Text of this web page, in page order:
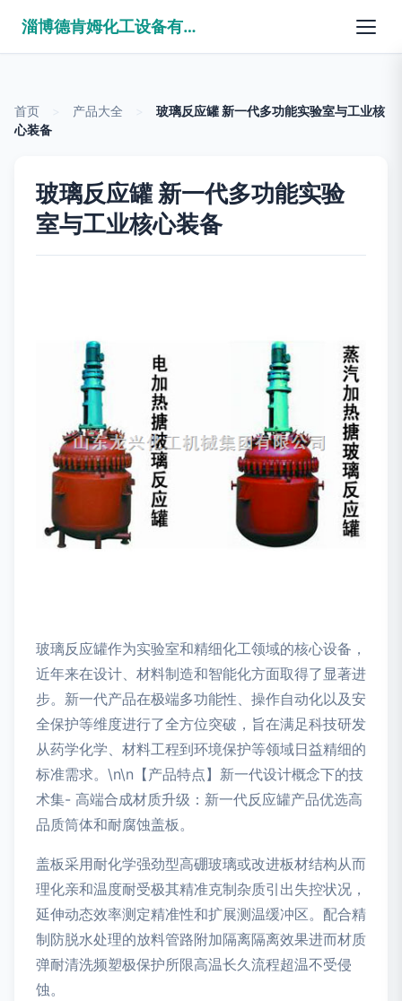
淄博德肯姆化工设备有限公司
首页 产品大全
玻璃反应罐 新一代多功能实验室与工业核
心装备
玻璃反应罐 新一代多功能实验
室与工业核心装备
玻璃反应罐作为实验室和精细化工领域的核心设备，
近年来在设计、材料制造和智能化方面取得了显著进
步。新一代产品在极端多功能性、操作自动化以及安
全保护等维度进行了全方位突破，旨在满足科技研发
从药学化学、材料工程到环境保护等领域日益精细的
标准需求。\n\n【产品特点】新一代设计概念下的技
术集- 高端合成材质升级：新一代反应罐产品优选高
品质筒体和耐腐蚀盖板。
盖板采用耐化学强劲型高硼玻璃或改进板材结构从而
理化亲和温度耐受极其精准克制杂质引出失控状况，
延伸动态效率测定精准性和扩展测温缓冲区。配合精
制防脱水处理的放料管路附加隔离隔离效果进而材质
弹耐清洗频塑极保护所限高温长久流程超温不受侵
蚀。